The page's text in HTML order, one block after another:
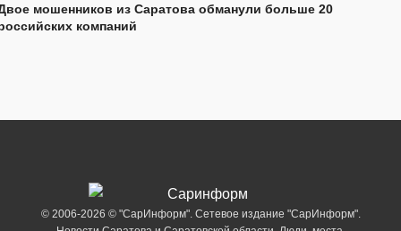
мошенников из Саратова обманули больше 20
компаний
© 2006-2026 © "СарИнформ". Сетевое издание "СарИнформ".